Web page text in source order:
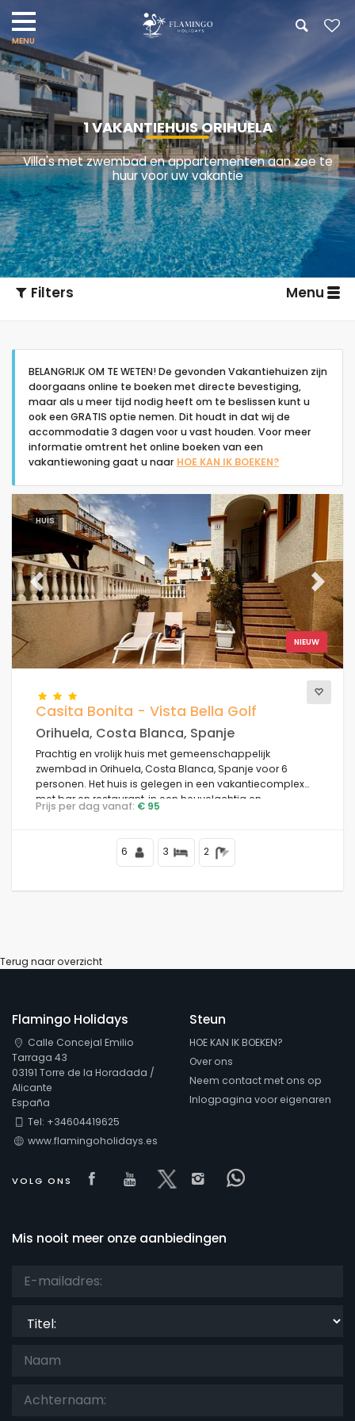
1 VAKANTIEHUIS ORIHUELA
Villa's met zwembad en appartementen aan zee te
huur voor uw vakantie
Filters Menu
Type accommodatie
Mensen
Slaapkamers
Badkamers
Populaire diensten
Voorwaarden
Diensten
Keer bekeken
Extra categorieën
BELANGRIJK OM TE WETEN! De gevonden Vakantiehuizen zijn
doorgaans online te boeken met directe bevestiging,
maar als u meer tijd nodig heeft om te beslissen kunt u
ook een GRATIS optie nemen. Dit houdt in dat wij de
accommodatie 3 dagen voor u vast houden. Voor meer
informatie omtrent het online boeken van een
vakantiewoning gaat u naar HOE KAN IK BOEKEN?
HUIS
NIEUW
Previous Next
Casita Bonita - Vista Bella Golf
Orihuela, Costa Blanca, Spanje
Prachtig en vrolijk huis met gemeenschappelijk
zwembad in Orihuela, Costa Blanca, Spanje voor 6
personen. Het huis is gelegen in een vakantiecomplex
met bar en restaurant, in een heuvelachtig en
residentieel gebied en dicht bij winkels en supermarkten.
Prijs per dag vanaf: € 95
6 3 2
Terug naar overzicht
Flamingo Holidays
Calle Concejal Emilio
Tarraga 43
03191 Torre de la Horadada /
Alicante
España
Tel: +34604419625
www.flamingoholidays.es
VOLG ONS Visit our Facebook page
Visit our youtube page
Visit our x page
Visit our isntagram
Visit our
Steun
HOE KAN IK BOEKEN?
Over ons
Neem contact met ons op
Inlogpagina voor eigenaren
Mis nooit meer onze aanbiedingen